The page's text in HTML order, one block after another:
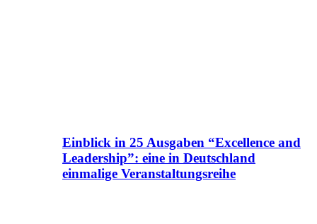
Einblick in 25 Ausgaben “Excellence and
Leadership”: eine in Deutschland
einmalige Veranstaltungsreihe